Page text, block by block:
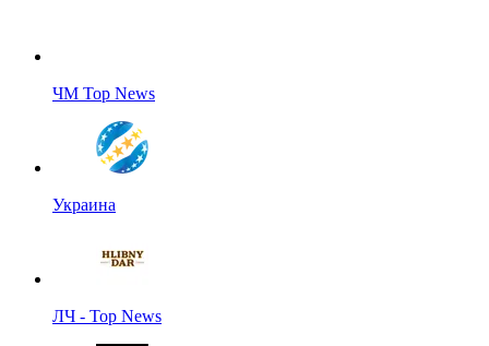
ЧМ Top News
Украина
ЛЧ - Top News